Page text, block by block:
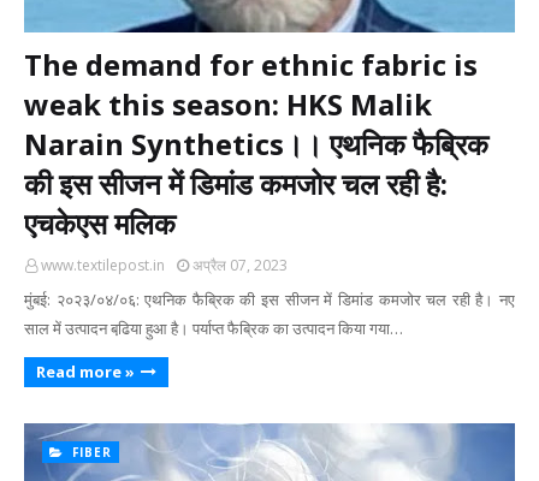
The demand for ethnic fabric is
weak this season: HKS Malik
Narain Synthetics।। एथनिक फैब्रिक
की इस सीजन में डिमांड कमजोर चल रही है:
एचकेएस मलिक
www.textilepost.in अप्रैल 07, 2023
मुंबई: २०२३/०४/०६: एथनिक फैब्रिक की इस सीजन में डिमांड कमजोर चल रही है। नए
साल में उत्‍पादन बढि़या हुआ है। पर्याप्‍त फैब्रिक का उत्‍पादन किया गया…
Read more »
FIBER